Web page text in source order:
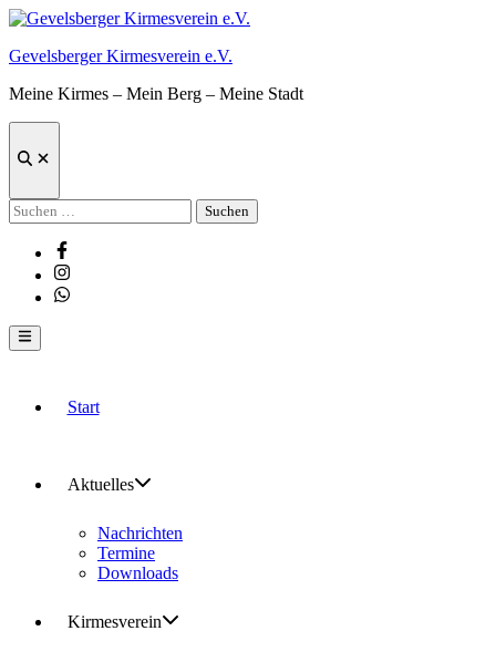
Zum
springen
Gevelsberger Kirmesverein e.V.
Meine Kirmes – Mein Berg – Meine Stadt
Suche
Suchen
nach:
Facebook
Instagram
Whatsapp
Hauptmenü
Start
Aktuelles
Nachrichten
Termine
Downloads
Kirmesverein